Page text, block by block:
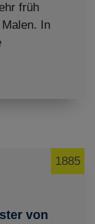
früh
In
von
1885